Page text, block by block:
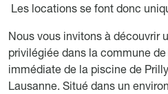
Les locations se font donc
Nous vous invitons à découvrir
privilégiée dans la commune
immédiate de la piscine de
Lausanne. Situé dans un